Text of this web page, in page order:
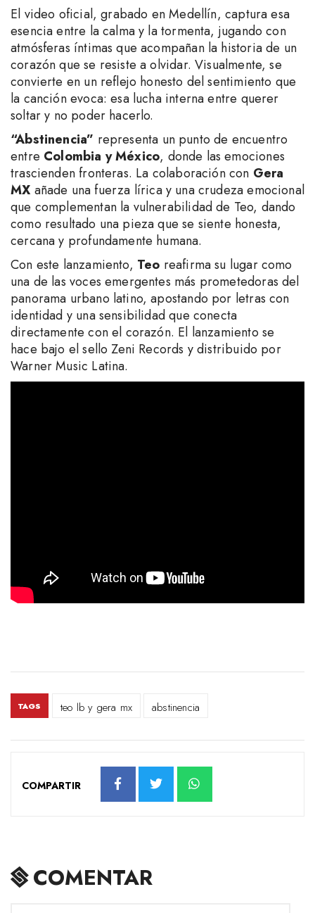
El video oficial, grabado en Medellín, captura esa
esencia entre la calma y la tormenta, jugando con
atmósferas íntimas que acompañan la historia de un
corazón que se resiste a olvidar. Visualmente, se
convierte en un reflejo honesto del sentimiento que
la canción evoca: esa lucha interna entre querer
soltar y no poder hacerlo.
“Abstinencia” representa un punto de encuentro
entre Colombia y México, donde las emociones
trascienden fronteras. La colaboración con Gera
MX añade una fuerza lírica y una crudeza emocional
que complementan la vulnerabilidad de Teo, dando
como resultado una pieza que se siente honesta,
cercana y profundamente humana.
Con este lanzamiento, Teo reafirma su lugar como
una de las voces emergentes más prometedoras del
panorama urbano latino, apostando por letras con
identidad y una sensibilidad que conecta
directamente con el corazón. El lanzamiento se
hace bajo el sello Zeni Records y distribuido por
Warner Music Latina.
TAGS teo lb y gera mx abstinencia
COMPARTIR
COMENTAR